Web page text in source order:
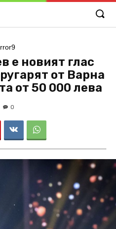
е новият глас
от Варна
от 50 000 лева
0